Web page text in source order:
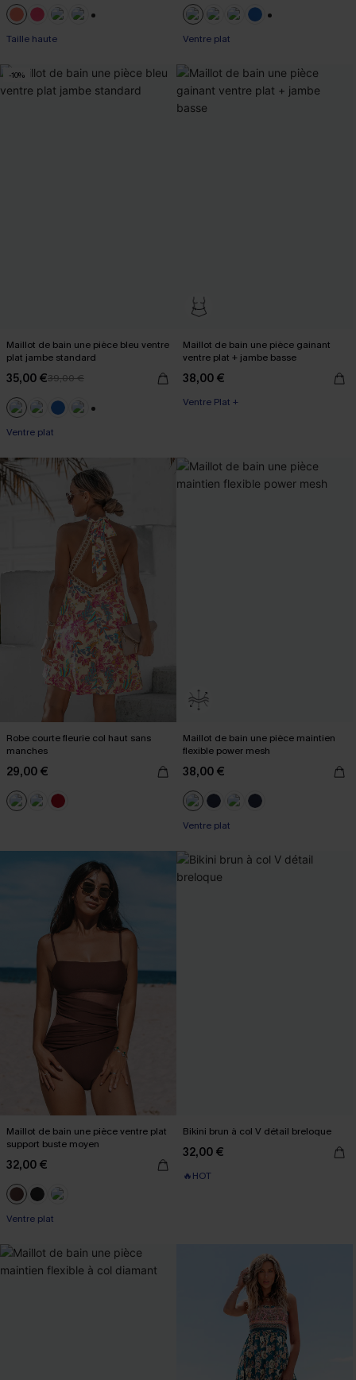
Taille haute Ventre plat
-10%
Maillot de bain une pièce bleu ventre
plat jambe standard
35,00 €39,00 €
Ventre plat
Maillot de bain une pièce gainant
ventre plat + jambe basse
38,00 €
Ventre Plat +
Robe courte fleurie col haut sans
manches
29,00 €
Maillot de bain une pièce maintien
flexible power mesh
38,00 €
Ventre plat
Maillot de bain une pièce ventre plat
support buste moyen
32,00 €
Ventre plat
Bikini brun à col V détail breloque
32,00 €
🔥HOT